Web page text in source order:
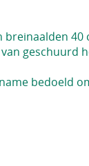
breinaalden 40
geschuurd
bedoeld